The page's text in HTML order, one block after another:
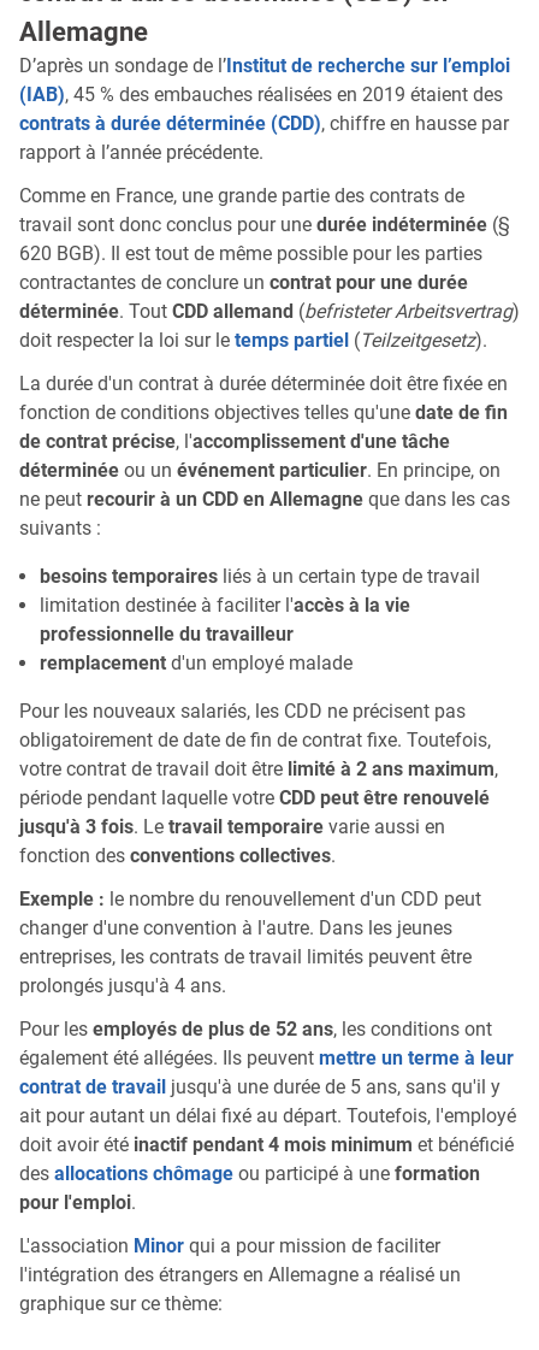
Allemagne
D’après un sondage de l’Institut de recherche sur l’emploi
(IAB), 45 % des embauches réalisées en 2019 étaient des
contrats à durée déterminée (CDD), chiffre en hausse par
rapport à l’année précédente.
Comme en France, une grande partie des contrats de
travail sont donc conclus pour une durée indéterminée (§
620 BGB). Il est tout de même possible pour les parties
contractantes de conclure un contrat pour une durée
déterminée. Tout CDD allemand (befristeter Arbeitsvertrag)
doit respecter la loi sur le temps partiel (Teilzeitgesetz).
La durée d'un contrat à durée déterminée doit être fixée en
fonction de conditions objectives telles qu'une date de fin
de contrat précise, l'accomplissement d'une tâche
déterminée ou un événement particulier. En principe, on
ne peut recourir à un CDD en Allemagne que dans les cas
suivants :
besoins temporaires liés à un certain type de travail
limitation destinée à faciliter l'accès à la vie
professionnelle du travailleur
remplacement d'un employé malade
Pour les nouveaux salariés, les CDD ne précisent pas
obligatoirement de date de fin de contrat fixe. Toutefois,
votre contrat de travail doit être limité à 2 ans maximum,
période pendant laquelle votre CDD peut être renouvelé
jusqu'à 3 fois. Le travail temporaire varie aussi en
fonction des conventions collectives.
Exemple : le nombre du renouvellement d'un CDD peut
changer d'une convention à l'autre. Dans les jeunes
entreprises, les contrats de travail limités peuvent être
prolongés jusqu'à 4 ans.
Pour les employés de plus de 52 ans, les conditions ont
également été allégées. Ils peuvent mettre un terme à leur
contrat de travail jusqu'à une durée de 5 ans, sans qu'il y
ait pour autant un délai fixé au départ. Toutefois, l'employé
doit avoir été inactif pendant 4 mois minimum et bénéficié
des allocations chômage ou participé à une formation
pour l'emploi.
L'association Minor qui a pour mission de faciliter
l'intégration des étrangers en Allemagne a réalisé un
graphique sur ce thème: